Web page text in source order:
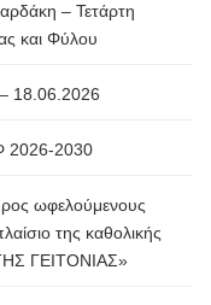
– Τετάρτη
και Φύλου
– 18.06.2026
2026-2030
ωφελούμενους
της καθολικής
ΓΕΙΤΟΝΙΑΣ»